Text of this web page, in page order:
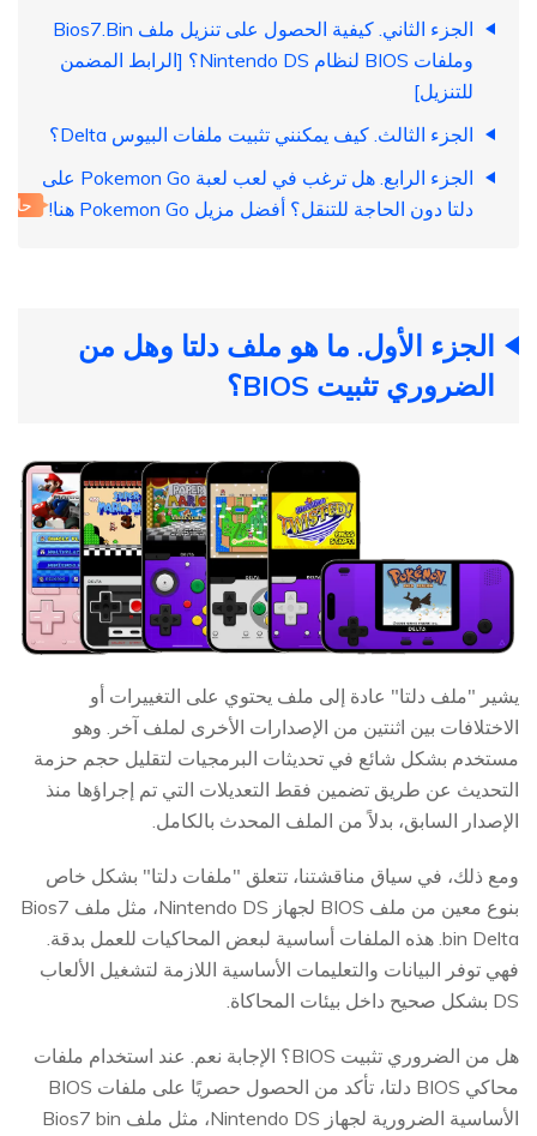
الجزء الثاني. كيفية الحصول على تنزيل ملف Bios7.Bin
وملفات BIOS لنظام Nintendo DS؟ [الرابط المضمن
للتنزيل]
الجزء الثالث. كيف يمكنني تثبيت ملفات البيوس Delta؟
الجزء الرابع. هل ترغب في لعب لعبة Pokemon Go على
دلتا دون الحاجة للتنقل؟ أفضل مزيل Pokemon Go هنا!
حار
الجزء الأول. ما هو ملف دلتا وهل من
الضروري تثبيت BIOS؟
يشير "ملف دلتا" عادة إلى ملف يحتوي على التغييرات أو
الاختلافات بين اثنتين من الإصدارات الأخرى لملف آخر. وهو
مستخدم بشكل شائع في تحديثات البرمجيات لتقليل حجم حزمة
التحديث عن طريق تضمين فقط التعديلات التي تم إجراؤها منذ
الإصدار السابق، بدلاً من الملف المحدث بالكامل.
ومع ذلك، في سياق مناقشتنا، تتعلق "ملفات دلتا" بشكل خاص
بنوع معين من ملف BIOS لجهاز Nintendo DS، مثل ملف Bios7
bin Delta. هذه الملفات أساسية لبعض المحاكيات للعمل بدقة.
فهي توفر البيانات والتعليمات الأساسية اللازمة لتشغيل الألعاب
DS بشكل صحيح داخل بيئات المحاكاة.
هل من الضروري تثبيت BIOS؟ الإجابة نعم. عند استخدام ملفات
محاكي BIOS دلتا، تأكد من الحصول حصريًا على ملفات BIOS
الأساسية الضرورية لجهاز Nintendo DS، مثل ملف Bios7 bin